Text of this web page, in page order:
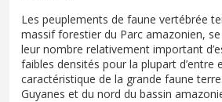
Les peuplements de faune vertébrée
massif forestier du Parc amazonien,
leur nombre relativement important
faibles densités pour la plupart d’entre
caractéristique de la grande faune
Guyanes et du nord du bassin